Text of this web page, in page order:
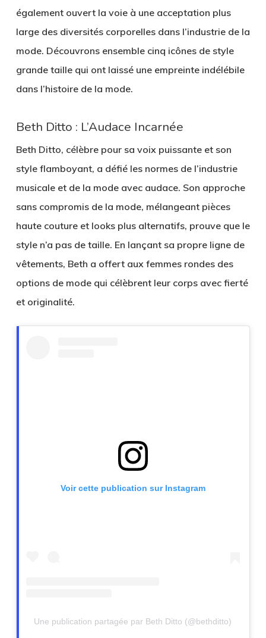
également ouvert la voie à une acceptation plus
large des diversités corporelles dans l’industrie de la
mode. Découvrons ensemble cinq icônes de style
grande taille qui ont laissé une empreinte indélébile
dans l’histoire de la mode.
Beth Ditto : L’Audace Incarnée
Beth Ditto, célèbre pour sa voix puissante et son
style flamboyant, a défié les normes de l’industrie
musicale et de la mode avec audace. Son approche
sans compromis de la mode, mélangeant pièces
haute couture et looks plus alternatifs, prouve que le
style n’a pas de taille. En lançant sa propre ligne de
vêtements, Beth a offert aux femmes rondes des
options de mode qui célèbrent leur corps avec fierté
et originalité.
Voir cette publication sur Instagram
Une publication partagée par Beth Ditto (@bethditto)